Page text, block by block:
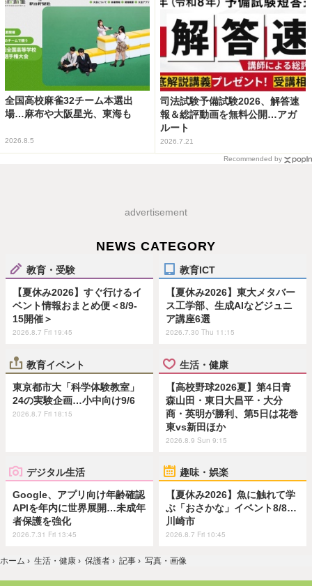
全国高校麻雀32チーム本選出
場…麻布や大阪星光、東海も
2026.8.5
司法試験予備試験2026、解答速
報＆総評動画を無料公開…アガ
ルート
2026.7.21
Recommended by
advertisement
NEWS CATEGORY
教育・受験
【夏休み2026】すぐ行けるイ
ベント情報おまとめ便＜8/9-
15開催＞
2026.8.7 Fri 19:45
教育ICT
【夏休み2026】東大メタバー
ス工学部、生成AIなどジュニ
ア講座6選
2026.7.30 Thu 11:15
教育イベント
東京都市大「科学体験教室」
24の実験企画…小中向け9/6
2026.8.7 Fri 18:15
生活・健康
【高校野球2026夏】第4日青
森山田・東日大昌平・大分
商・英明が勝利、第5日は花巻
東vs新田ほか
2026.8.9 Sun 9:15
デジタル生活
Google、アプリ向け年齢確認
APIを年内に世界展開…未成年
者保護を強化
2026.7.31 Fri 13:45
趣味・娯楽
【夏休み2026】魚に触れて学
ぶ「おさかな」イベント8/8…
川崎市
2026.8.7 Fri 10:45
ホーム › 生活・健康 › 保護者 › 記事 › 写真・画像